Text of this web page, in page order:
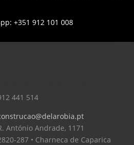
+351 912 101 008
441 514
António Andrade, 1171
287 • Charneca de Caparica